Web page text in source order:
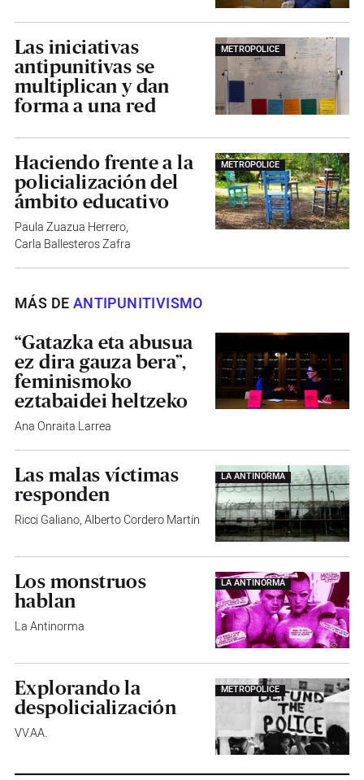
METROPOLICE
Las iniciativas
antipunitivas se
multiplican y dan
forma a una red
METROPOLICE
Haciendo frente a la
policialización del
ámbito educativo
Paula Zuazua Herrero,
Carla Ballesteros Zafra
MÁS DEANTIPUNITIVISMO
“Gatazka eta abusua
ez dira gauza bera”,
feminismoko
eztabaidei heltzeko
Ana Onraita Larrea
LA ANTINORMA
Las malas víctimas
responden
Ricci Galiano,Alberto Cordero Martín
LA ANTINORMA
Los monstruos
hablan
La Antinorma
METROPOLICE
Explorando la
despolicialización
VV.AA.